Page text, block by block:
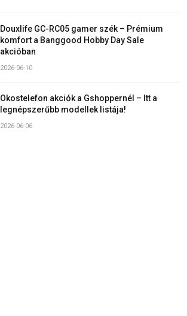
Douxlife GC-RC05 gamer szék – Prémium
komfort a Banggood Hobby Day Sale
akcióban
2026-06-10
Okostelefon akciók a Gshoppernél – Itt a
legnépszerűbb modellek listája!
2026-06-06